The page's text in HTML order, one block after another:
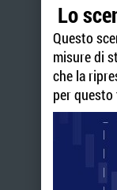
Lo
Questo
misure di
che la
per